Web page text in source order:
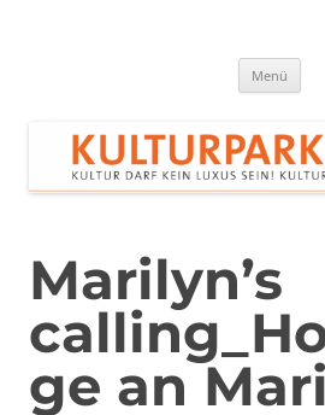
Menü
Marilyn’s
ge an